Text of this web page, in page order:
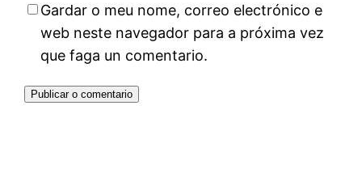
Gardar o meu nome, correo electrónico e
web neste navegador para a próxima vez
que faga un comentario.